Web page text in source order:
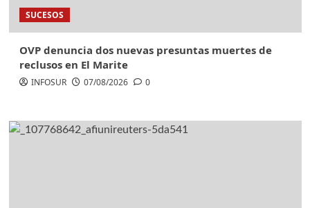
SUCESOS
OVP denuncia dos nuevas presuntas muertes de
reclusos en El Marite
INFOSUR 07/08/2026 0